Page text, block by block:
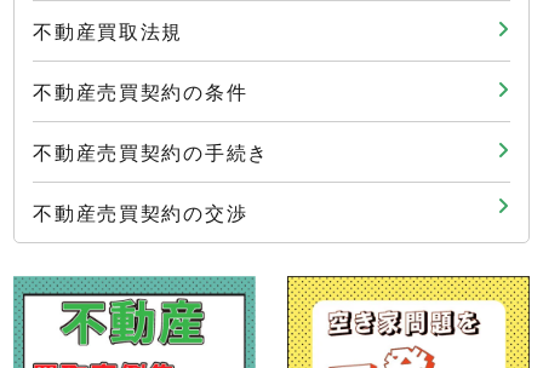
不動産買取法規
不動産売買契約の条件
不動産売買契約の手続き
不動産売買契約の交渉